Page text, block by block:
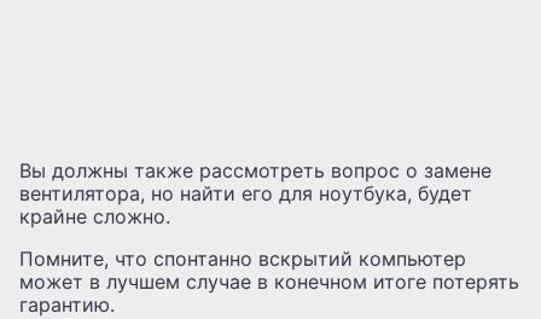
Вы должны также рассмотреть вопрос о замене
вентилятора, но найти его для ноутбука, будет
крайне сложно.
Помните, что спонтанно вскрытий компьютер
может в лучшем случае в конечном итоге потерять
гарантию.